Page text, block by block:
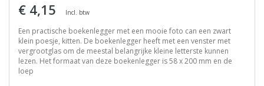
€ 4,15 Incl. btw
Een practische boekenlegger met een mooie foto can een zwart
klein poesje, kitten. De boekenlegger heeft met een venster met
vergrootglas om de meestal belangrijke kleine letterste kunnen
lezen. Het formaat van deze boekenlegger is 58 x 200 mm en de
loep